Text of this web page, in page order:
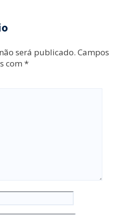
será publicado. Campos
com *